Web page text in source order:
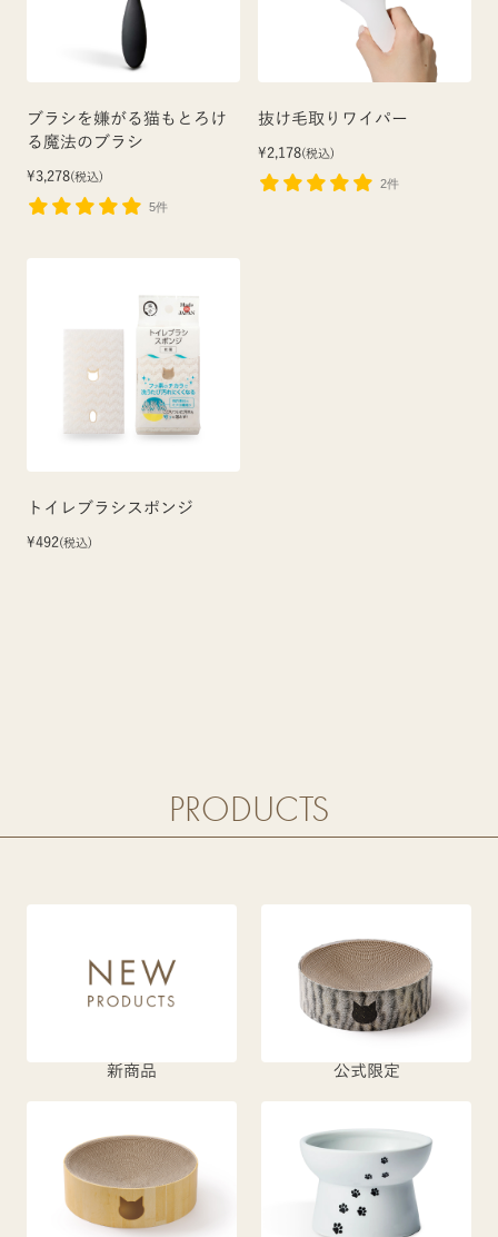
ブラシを嫌がる猫もとろけ
る魔法のブラシ
¥3,278(税込)
5件
抜け毛取りワイパー
¥2,178(税込)
2件
トイレブラシスポンジ
¥492(税込)
PRODUCTS
新商品 公式限定